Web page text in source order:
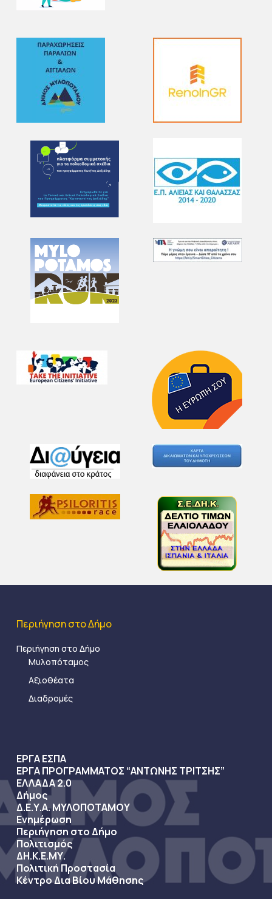
Περιήγηση στο Δήμο
Περιήγηση στο Δήμο
Μυλοπόταμος
Αξιοθέατα
Διαδρομές
ΕΡΓΑ ΕΣΠΑ
ΕΡΓΑ ΠΡΟΓΡΑΜΜΑΤΟΣ “ΑΝΤΩΝΗΣ ΤΡΙΤΣΗΣ”
ΕΛΛΑΔΑ 2.0
Δήμος
Δ.Ε.Υ.Α. ΜΥΛΟΠΟΤΑΜΟΥ
Ενημέρωση
Περιήγηση στο Δήμο
Πολιτισμός
ΔΗ.Κ.Ε.ΜΥ.
Πολιτική Προστασία
Κέντρο Δια Βίου Μάθησης